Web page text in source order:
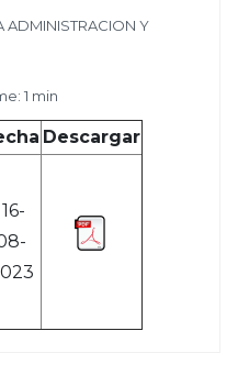
ADMINISTRACION Y
1 min
Descargar
16-